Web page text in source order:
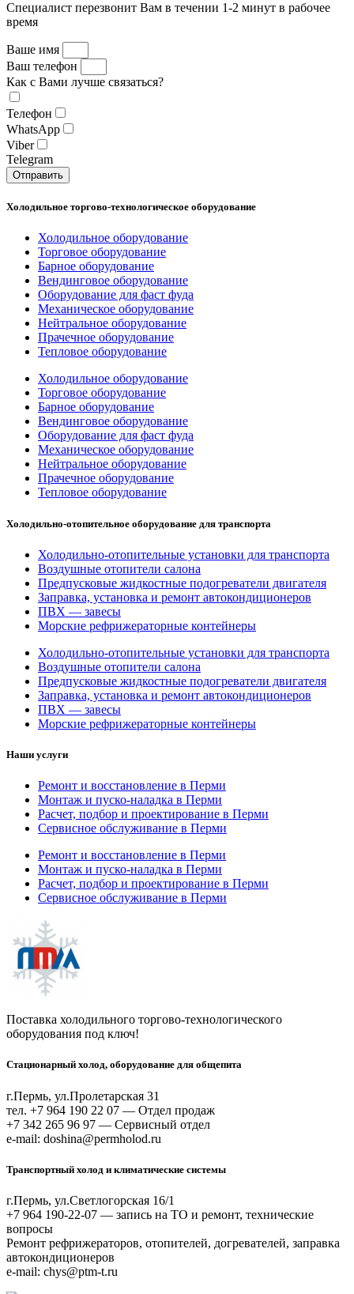
Специалист перезвонит Вам в течении 1-2 минут в рабочее
время
Ваше имя
Ваш телефон
Как с Вами лучше связаться?
Телефон
WhatsApp
Viber
Telegram
Отправить
Холодильное торгово-технологическое оборудование
Холодильное оборудование
Торговое оборудование
Барное оборудование
Вендинговое оборудование
Оборудование для фаст фуда
Механическое оборудование
Нейтральное оборудование
Прачечное оборудование
Тепловое оборудование
Холодильное оборудование
Торговое оборудование
Барное оборудование
Вендинговое оборудование
Оборудование для фаст фуда
Механическое оборудование
Нейтральное оборудование
Прачечное оборудование
Тепловое оборудование
Холодильно-отопительное оборудование для транспорта
Холодильно-отопительные установки для транспорта
Воздушные отопители салона
Предпусковые жидкостные подогреватели двигателя
Заправка, установка и ремонт автокондиционеров
ПВХ — завесы
Морские рефрижераторные контейнеры
Холодильно-отопительные установки для транспорта
Воздушные отопители салона
Предпусковые жидкостные подогреватели двигателя
Заправка, установка и ремонт автокондиционеров
ПВХ — завесы
Морские рефрижераторные контейнеры
Наши услуги
Ремонт и восстановление в Перми
Монтаж и пуско-наладка в Перми
Расчет, подбор и проектирование в Перми
Сервисное обслуживание в Перми
Ремонт и восстановление в Перми
Монтаж и пуско-наладка в Перми
Расчет, подбор и проектирование в Перми
Сервисное обслуживание в Перми
Поставка холодильного торгово-технологического
оборудования под ключ!
Стационарный холод, оборудование для общепита
г.Пермь, ул.Пролетарская 31
тел. +7 964 190 22 07 — Отдел продаж
+7 342 265 96 97 — Сервисный отдел
e-mail: doshina@permholod.ru
Транспортный холод и климатические системы
г.Пермь, ул.Светлогорская 16/1
+7 964 190-22-07 — запись на ТО и ремонт, технические
вопросы
Ремонт рефрижераторов, отопителей, догревателей, заправка
автокондиционеров
e-mail: chys@ptm-t.ru